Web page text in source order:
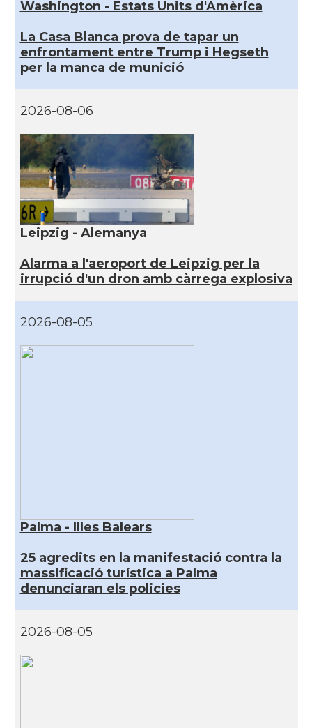
Washington - Estats Units d'Amèrica
La Casa Blanca prova de tapar un
enfrontament entre Trump i Hegseth
per la manca de munició
2026-08-06
Leipzig - Alemanya
Alarma a l'aeroport de Leipzig per la
irrupció d'un dron amb càrrega explosiva
2026-08-05
Palma - Illes Balears
25 agredits en la manifestació contra la
massificació turística a Palma
denunciaran els policies
2026-08-05